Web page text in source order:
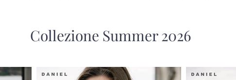
Collezione Summer 2026